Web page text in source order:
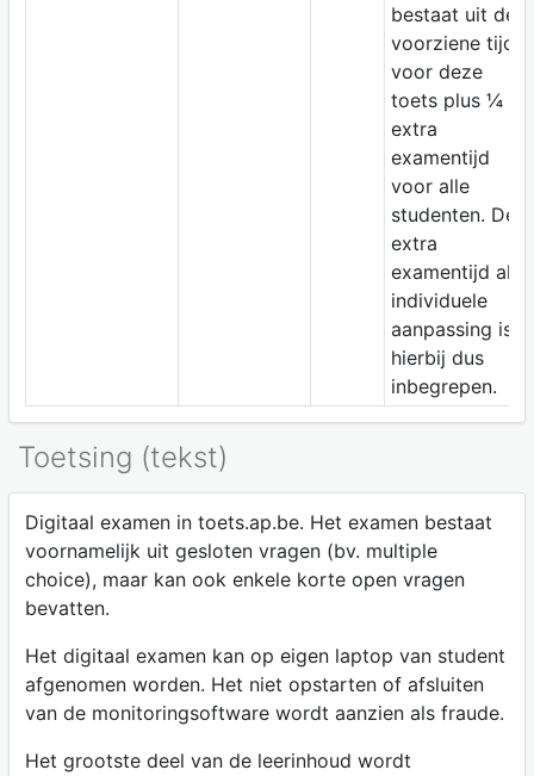
bestaat uit de
voorziene tijd
voor deze
toets plus ¼
extra
examentijd
voor alle
studenten. De
extra
examentijd als
individuele
aanpassing is
hierbij dus
inbegrepen.
Toetsing (tekst)
Digitaal examen in toets.ap.be. Het examen bestaat
voornamelijk uit gesloten vragen (bv. multiple
choice), maar kan ook enkele korte open vragen
bevatten.
Het digitaal examen kan op eigen laptop van student
afgenomen worden. Het niet opstarten of afsluiten
van de monitoringsoftware wordt aanzien als fraude.
Het grootste deel van de leerinhoud wordt